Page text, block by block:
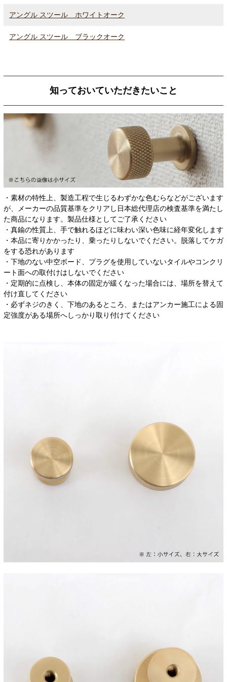
アングル スツール ホワイトオーク
アングル スツール ブラックオーク
知っておいていただきたいこと
・素材の特性上、製造工程で生じるわずかな色むらなどがございます
が、メーカーの品質基準をクリアし日本総代理店の検査基準を満たし
た商品になります。製品仕様としてご了承ください
・真鍮の性質上、手で触れるほどに味わい深い色味に経年変化します
・本品に寄りかかったり、乗ったりしないでください。脱落してケガ
をする恐れがあります
・下地のない中空ボード、プラグを使用していないタイルやコンクリ
ート面への取付けはしないでください
・定期的に点検し、本体の固定が緩くなった場合には、場所を替えて
付け直してください
・必ずネジのきく、下地のあるところ、またはアンカー施工による固
定強度がある場所へしっかり取り付けてください